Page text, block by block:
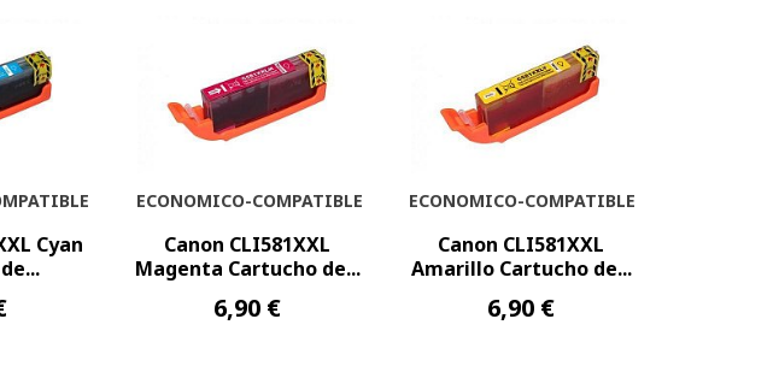
Cyan
ECONOMICO-COMPATIBLE
Canon CLI581XXL
Magenta Cartucho de...
6,90 €
ECONOMICO-COMPATIBLE
Canon CLI581XXL
Amarillo Cartucho de...
6,90 €